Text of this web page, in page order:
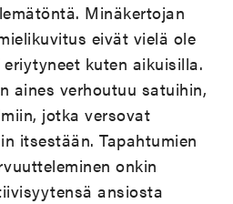
Minäkertojan
eivät vielä ole
kuten aikuisilla.
aines verhoutuu satuihin,
jotka versovat
itsestään. Tapahtumien
onkin
ansiosta